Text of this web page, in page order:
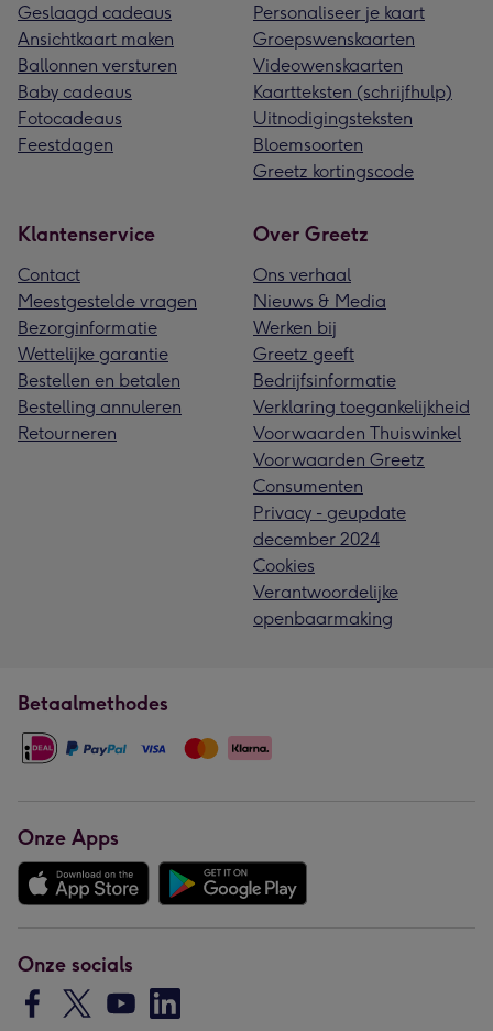
Geslaagd cadeaus
Ansichtkaart maken
Ballonnen versturen
Baby cadeaus
Fotocadeaus
Feestdagen
Personaliseer je kaart
Groepswenskaarten
Videowenskaarten
Kaartteksten (schrijfhulp)
Uitnodigingsteksten
Bloemsoorten
Greetz kortingscode
Klantenservice
Contact
Meestgestelde vragen
Bezorginformatie
Wettelijke garantie
Bestellen en betalen
Bestelling annuleren
Retourneren
Over Greetz
Ons verhaal
Nieuws & Media
Werken bij
Greetz geeft
Bedrijfsinformatie
Verklaring toegankelijkheid
Voorwaarden Thuiswinkel
Voorwaarden Greetz
Consumenten
Privacy - geupdate
december 2024
Cookies
Verantwoordelijke
openbaarmaking
Betaalmethodes
Onze Apps
Onze socials